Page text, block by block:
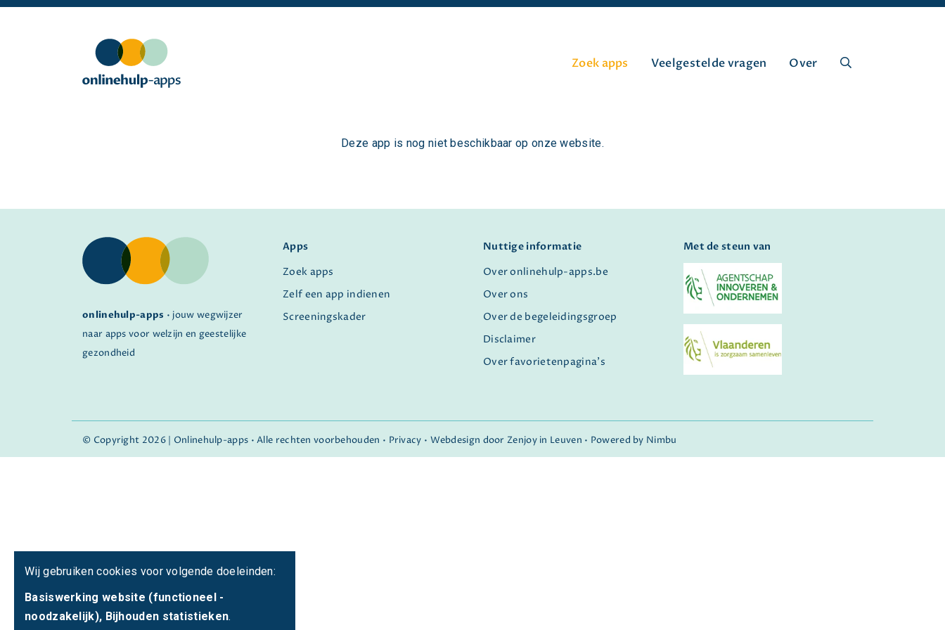
Zoek apps Veelgestelde vragen Over
Deze app is nog niet beschikbaar op onze website.
onlinehulp-apps • jouw wegwijzer
naar apps voor welzijn en geestelijke
gezondheid
Apps
Zoek apps
Zelf een app indienen
Screeningskader
Nuttige informatie
Over onlinehulp-apps.be
Over ons
Over de begeleidingsgroep
Disclaimer
Over favorietenpagina's
Met de steun van
© Copyright 2026 | Onlinehulp-apps • Alle rechten voorbehouden • Privacy • Webdesign door Zenjoy in Leuven • Powered by Nimbu
Wij gebruiken cookies voor volgende doeleinden:
Basiswerking website (functioneel -
noodzakelijk), Bijhouden statistieken.